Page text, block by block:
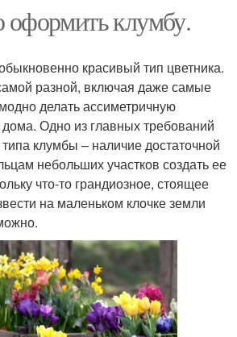
оформить клумбу.
красивый тип цветника.
разной, включая даже самые
делать ассиметричную
дома. Одно из главных требований
клумбы – наличие достаточной
небольших участков создать ее
что-то грандиозное, стоящее
на маленьком клочке земли